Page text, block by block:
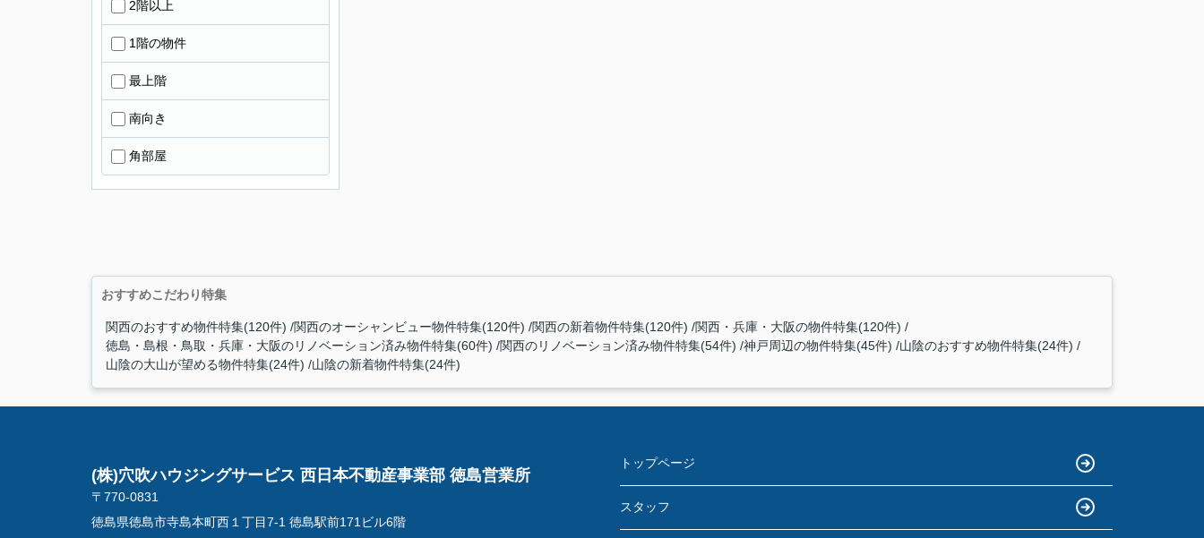
2階以上
1階の物件
最上階
南向き
角部屋
おすすめこだわり特集
関西のおすすめ物件特集(120件) 関西のオーシャンビュー物件特集(120件) 関西の新着物件特集(120件)
関西・兵庫・大阪の物件特集(120件)
徳島・島根・鳥取・兵庫・大阪のリノベーション済み物件特集(60件)
関西のリノベーション済み物件特集(54件) 神戸周辺の物件特集(45件)
山陰のおすすめ物件特集(24件)
山陰の大山が望める物件特集(24件)
山陰の新着物件特集(24件)
(株)穴吹ハウジングサービス 西日本不動産事業部 徳島営業所
〒770-0831
徳島県徳島市寺島本町西１丁目7-1 徳島駅前171ビル6階
トップページ
スタッフ